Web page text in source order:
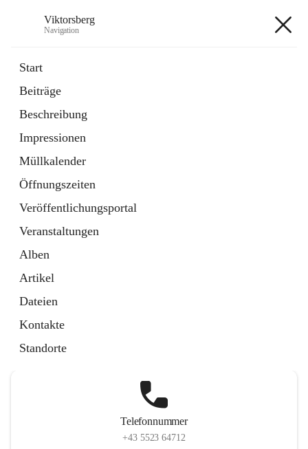
Viktorsberg
Navigation
Start
Beiträge
Beschreibung
Impressionen
Müllkalender
Öffnungszeiten
Veröffentlichungsportal
Veranstaltungen
Alben
Artikel
Dateien
Kontakte
Standorte
1 Schnellzugriff
Bürgerservice
10 Schnellzugriffe
Telefonnummer
+43 5523 64712